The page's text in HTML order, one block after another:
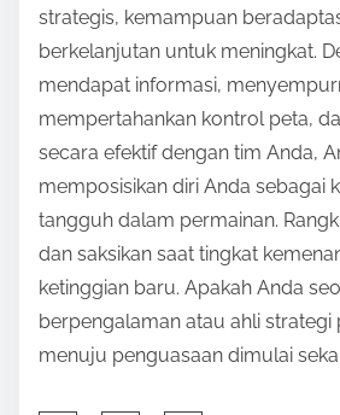
strategis, kemampuan
berkelanjutan untuk meningkat.
mendapat informasi,
mempertahankan kontrol peta,
secara efektif dengan tim Anda,
memposisikan diri Anda sebagai
tangguh dalam permainan.
dan saksikan saat tingkat
ketinggian baru. Apakah Anda
berpengalaman atau ahli strategi
menuju penguasaan dimulai